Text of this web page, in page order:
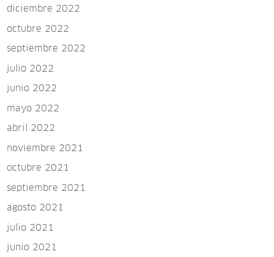
diciembre 2022
octubre 2022
septiembre 2022
julio 2022
junio 2022
mayo 2022
abril 2022
noviembre 2021
octubre 2021
septiembre 2021
agosto 2021
julio 2021
junio 2021